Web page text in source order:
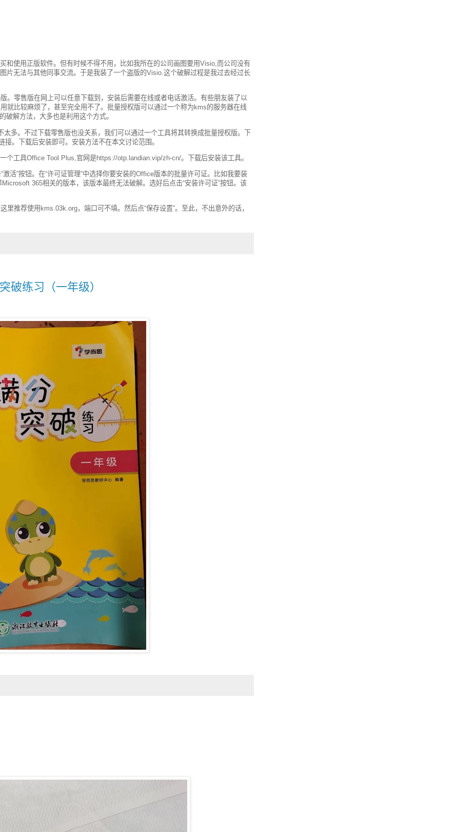
和使用正版软件。但有时候不得不用，比如我所在的公司画图要用Visio,而公司没有
片无法与其他同事交流。于是我装了一个盗版的Visio.这个破解过程是我过去经过长
。零售版在网上可以任意下载到，安装后需要在线或者电话激活。有些朋友装了以
就比较麻烦了，甚至完全用不了。批量授权版可以通过一个称为kms的服务器在线
解方法，大多也是利用这个方式。
多。不过下载零售版也没关系，我们可以通过一个工具将其转换成批量授权版。下
。下载后安装即可。安装方法不在本文讨论范围。
工具Office Tool Plus,官网是https://otp.landian.vip/zh-cn/。下载后安装该工具。
活”按钮。在“许可证管理”中选择你要安装的Office版本的批量许可证。比如我要装
365相关的版本，该版本最终无法破解。选好后点击“安装许可证”按钮。该
推荐使用kms.03k.org，端口可不填。然后点“保存设置”。至此，不出意外的话，
练习（一年级）